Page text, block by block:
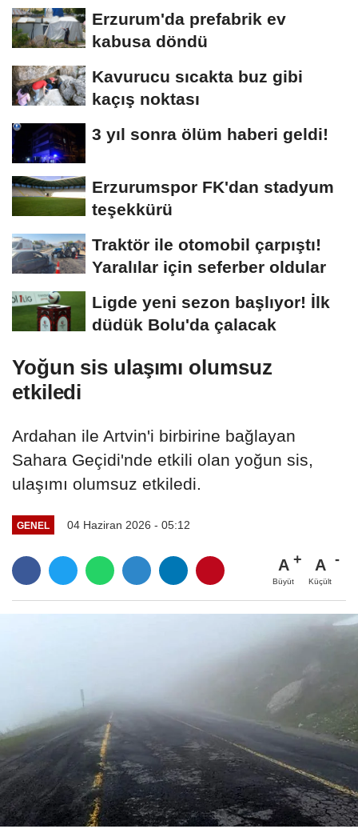
Erzurum'da prefabrik ev
kabusa döndü
Kavurucu sıcakta buz gibi
kaçış noktası
3 yıl sonra ölüm haberi geldi!
Erzurumspor FK'dan stadyum
teşekkürü
Traktör ile otomobil çarpıştı!
Yaralılar için seferber oldular
Ligde yeni sezon başlıyor! İlk
düdük Bolu'da çalacak
Yoğun sis ulaşımı olumsuz
etkiledi
Ardahan ile Artvin'i birbirine bağlayan
Sahara Geçidi'nde etkili olan yoğun sis,
ulaşımı olumsuz etkiledi.
GENEL 04 Haziran 2026 - 05:12
A
Büyüt
A
Küçült